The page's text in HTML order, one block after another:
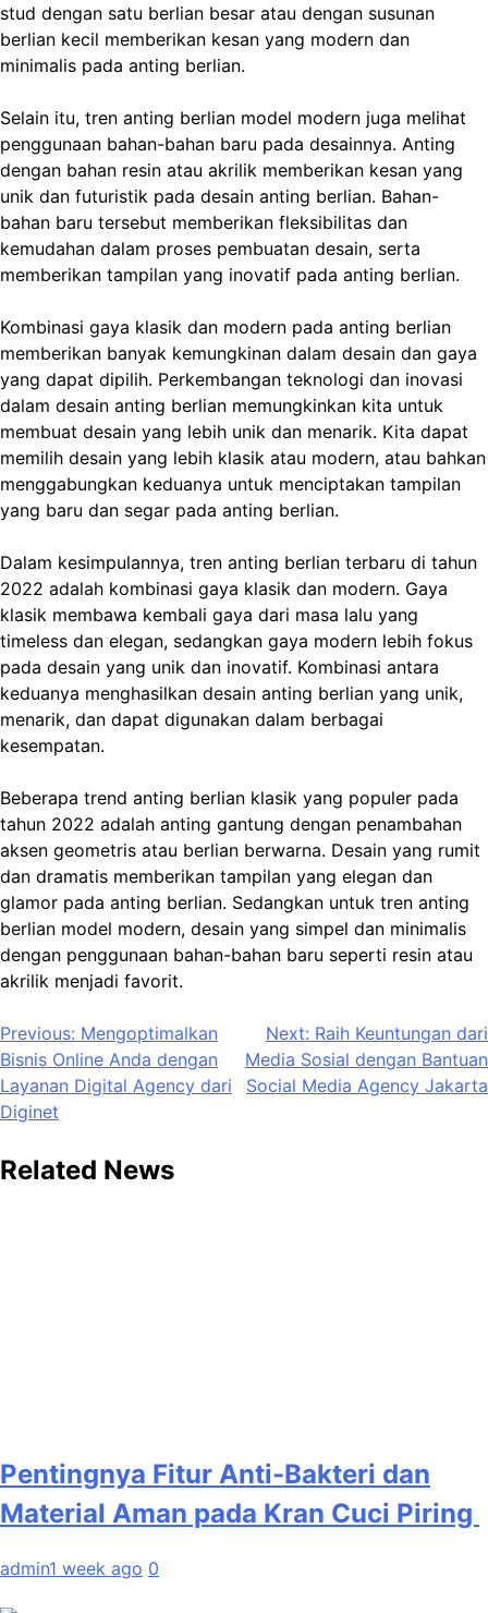
stud dengan satu berlian besar atau dengan susunan
berlian kecil memberikan kesan yang modern dan
minimalis pada anting berlian.
Selain itu, tren anting berlian model modern juga melihat
penggunaan bahan-bahan baru pada desainnya. Anting
dengan bahan resin atau akrilik memberikan kesan yang
unik dan futuristik pada desain anting berlian. Bahan-
bahan baru tersebut memberikan fleksibilitas dan
kemudahan dalam proses pembuatan desain, serta
memberikan tampilan yang inovatif pada anting berlian.
Kombinasi gaya klasik dan modern pada anting berlian
memberikan banyak kemungkinan dalam desain dan gaya
yang dapat dipilih. Perkembangan teknologi dan inovasi
dalam desain anting berlian memungkinkan kita untuk
membuat desain yang lebih unik dan menarik. Kita dapat
memilih desain yang lebih klasik atau modern, atau bahkan
menggabungkan keduanya untuk menciptakan tampilan
yang baru dan segar pada anting berlian.
Dalam kesimpulannya, tren anting berlian terbaru di tahun
2022 adalah kombinasi gaya klasik dan modern. Gaya
klasik membawa kembali gaya dari masa lalu yang
timeless dan elegan, sedangkan gaya modern lebih fokus
pada desain yang unik dan inovatif. Kombinasi antara
keduanya menghasilkan desain anting berlian yang unik,
menarik, dan dapat digunakan dalam berbagai
kesempatan.
Beberapa trend anting berlian klasik yang populer pada
tahun 2022 adalah anting gantung dengan penambahan
aksen geometris atau berlian berwarna. Desain yang rumit
dan dramatis memberikan tampilan yang elegan dan
glamor pada anting berlian. Sedangkan untuk tren anting
berlian model modern, desain yang simpel dan minimalis
dengan penggunaan bahan-bahan baru seperti resin atau
akrilik menjadi favorit.
Post
navigation
Previous: Mengoptimalkan
Bisnis Online Anda dengan
Layanan Digital Agency dari
Diginet
Next: Raih Keuntungan dari
Media Sosial dengan Bantuan
Social Media Agency Jakarta
Related News
Pentingnya Fitur Anti-Bakteri dan
Material Aman pada Kran Cuci Piring
admin1 week ago 0